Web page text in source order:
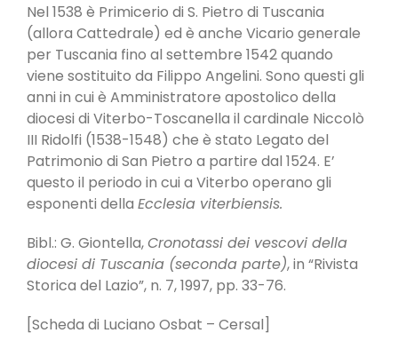
Nel 1538 è Primicerio di S. Pietro di Tuscania
(allora Cattedrale) ed è anche Vicario generale
per Tuscania fino al settembre 1542 quando
viene sostituito da Filippo Angelini. Sono questi gli
anni in cui è Amministratore apostolico della
diocesi di Viterbo-Toscanella il cardinale Niccolò
III Ridolfi (1538-1548) che è stato Legato del
Patrimonio di San Pietro a partire dal 1524. E’
questo il periodo in cui a Viterbo operano gli
esponenti della Ecclesia viterbiensis.
Bibl.: G. Giontella,Cronotassi dei vescovi della
diocesi di Tuscania (seconda parte), in “Rivista
Storica del Lazio”, n. 7, 1997, pp. 33-76.
[Scheda di Luciano Osbat – Cersal]